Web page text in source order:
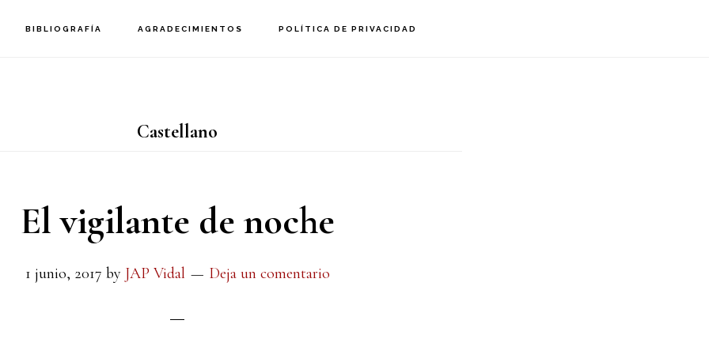
BIBLIOGRAFÍA AGRADECIMIENTOS POLÍTICA DE PRIVACIDAD
Castellano
El vigilante de noche
1 junio, 2017 by JAP Vidal Deja un comentario